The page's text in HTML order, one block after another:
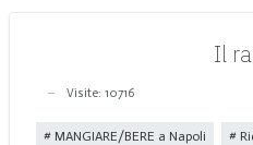
Il
Visite: 10716
MANGIARE/BERE a Napoli